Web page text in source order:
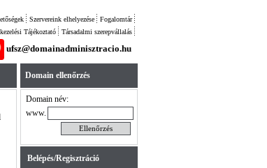
Fogalomtár
Szervereink elhelyezése
Társadalmi szerepvállalás
Tájékoztató
ufsz@domainadminisztracio.hu
Domain ellenőrzés
Domain név:
www.
Belépés/Regisztráció